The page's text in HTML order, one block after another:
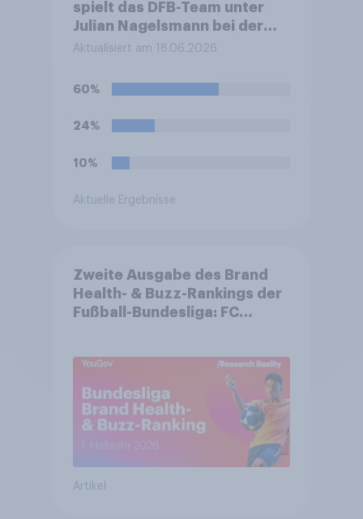
spielt das DFB-Team unter
Julian Nagelsmann bei der
Fußball-WM sein zweites
Elfenbeinküste. Was glauben
Sie, wie das Spiel ausgehen
wird?
Aktualisiert am 18.06.2026
60%
24%
10%
Aktuelle Ergebnisse
Zweite Ausgabe des Brand
Health- & Buzz-Rankings der
Fußball-Bundesliga: FC
Artikel